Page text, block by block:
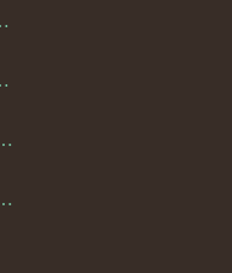
(06-10-1927)
(05-07-1923)
Reijnen (27-10-1908)
Reijnen (10-04-1910)